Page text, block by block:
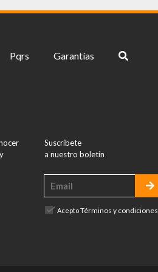
Pqrs Garantías
Suscríbete
a nuestro boletín
AceptoTérminos y condiciones